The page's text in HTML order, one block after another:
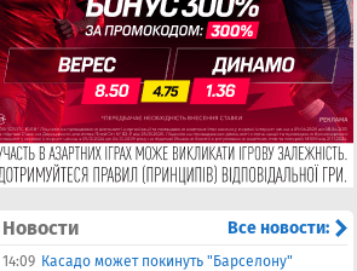
Новости Все новости:
14:09 Касадо может покинуть "Барселону"